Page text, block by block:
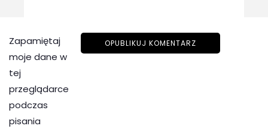
Zapamiętaj
moje dane w
tej
przeglądarce
podczas
pisania